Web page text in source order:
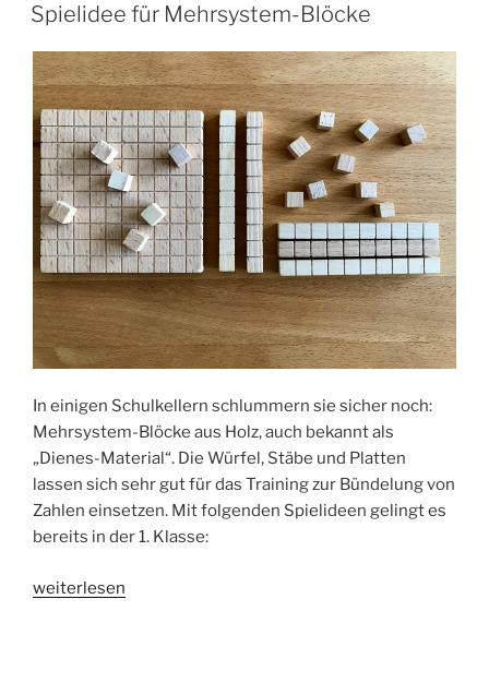
AM
Spielidee für Mehrsystem-Blöcke
In einigen Schulkellern schlummern sie sicher noch:
Mehrsystem-Blöcke aus Holz, auch bekannt als
„Dienes-Material“. Die Würfel, Stäbe und Platten
lassen sich sehr gut für das Training zur Bündelung von
Zahlen einsetzen. Mit folgenden Spielideen gelingt es
bereits in der 1. Klasse:
„Spielidee
weiterlesen